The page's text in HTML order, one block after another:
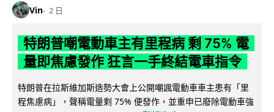
Vin 2 日
特朗普嘲電動車主有里程病 剩 75% 電
量即焦慮發作 狂言一手終結電車指令
特朗普在拉斯維加斯造勢大會上公開嘲諷電動車車主患有「里
程焦慮病」，聲稱電量剩 75% 便發作，並重申已廢除電動車強